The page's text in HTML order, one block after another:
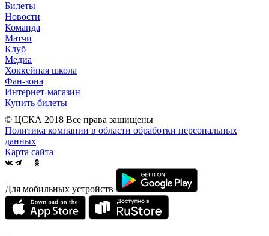
Билеты
Новости
Команда
Матчи
Клуб
Медиа
Хоккейная школа
Фан-зона
Интернет-магазин
Купить билеты
© ЦСКА 2018 Все права защищены
Политика компании в области обработки персональных
данных
Карта сайта
Для мобильных устройств